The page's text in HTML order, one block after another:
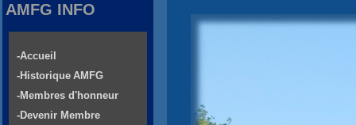
AMFG INFO
-Accueil
-Historique AMFG
-Membres d'honneur
-Devenir Membre